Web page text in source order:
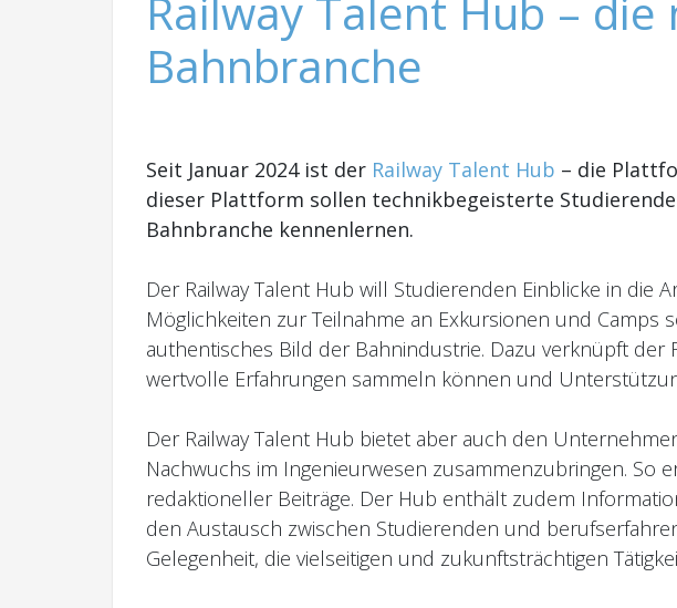
Railway Talent Hub –
Bahnbranche
Seit Januar 2024 ist der Railway Talent Hub – die
dieser Plattform sollen technikbegeisterte
Bahnbranche kennenlernen.
Der Railway Talent Hub will Studierenden Einblicke in
Möglichkeiten zur Teilnahme an Exkursionen und
authentisches Bild der Bahnindustrie. Dazu verknüpft der
wertvolle Erfahrungen sammeln können und
Der Railway Talent Hub bietet aber auch den
Nachwuchs im Ingenieurwesen zusammenzubringen. So
redaktioneller Beiträge. Der Hub enthält zudem
den Austausch zwischen Studierenden und
Gelegenheit, die vielseitigen und zukunftsträchtigen